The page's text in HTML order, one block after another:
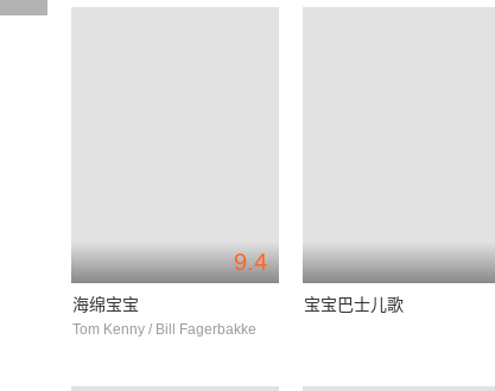
9.4
海绵宝宝
Tom Kenny / Bill Fagerbakke
宝宝巴士儿歌